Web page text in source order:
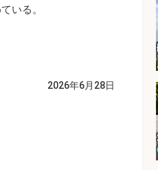
いる。
2026年6月28日